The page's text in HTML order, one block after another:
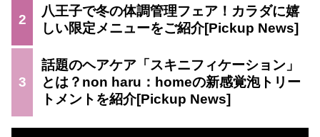
2
八王子で冬の体調管理フェア！カラダに嬉
しい限定メニューをご紹介
3
話題のヘアケア「スキニフィケーション」
とは？non haru：homeの新感覚泡トリー
トメントを紹介